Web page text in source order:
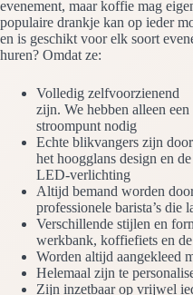
evenement, maar koffie mag
populaire drankje kan op ieder
en is geschikt voor elk soort
huren? Omdat ze:
Volledig zelfvoorzienend
zijn. We hebben alleen een
stroompunt nodig
Echte blikvangers zijn door
het hoogglans design en de
LED-verlichting
Altijd bemand worden
professionele barista’s die
Verschillende stijlen en
werkbank, koffiefiets en
Worden altijd aangekleed
Helemaal zijn te
Zijn inzetbaar op vrijwel